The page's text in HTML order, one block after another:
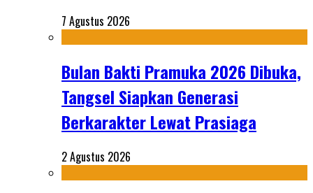
7 Agustus 2026
Bulan Bakti Pramuka 2026 Dibuka,
Tangsel Siapkan Generasi
Berkarakter Lewat Prasiaga
2 Agustus 2026